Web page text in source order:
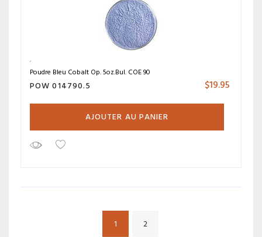
Poudre Bleu Cobalt Op. 5oz.Bul. COE 90
POW 014790.5 $19.95
AJOUTER AU PANIER
1 2